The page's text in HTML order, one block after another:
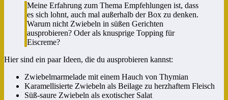
Meine Erfahrung zum Thema Empfehlungen ist, dass
es sich lohnt, auch mal außerhalb der Box zu denken.
Warum nicht Zwiebeln in süßen Gerichten
ausprobieren? Oder als knusprige Topping für
Eiscreme?
Hier sind ein paar Ideen, die du ausprobieren kannst:
Zwiebelmarmelade mit einem Hauch von Thymian
Karamellisierte Zwiebeln als Beilage zu herzhaftem Fleisch
Süß-saure Zwiebeln als exotischer Salat